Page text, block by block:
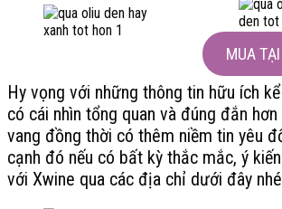
MUA
Hy vọng với những thông tin hữu ích
có cái nhìn tổng quan và đúng đắn
vang đồng thời có thêm niềm tin yêu
cạnh đó nếu có bất kỳ thắc mắc, ý
với Xwine qua các địa chỉ dưới đây